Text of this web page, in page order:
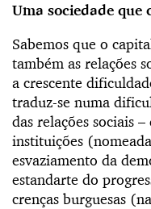
Uma sociedade
Sabemos que o
também as relações
a crescente
traduz-se numa
das relações sociais
instituições
esvaziamento da
estandarte do
crenças burguesas